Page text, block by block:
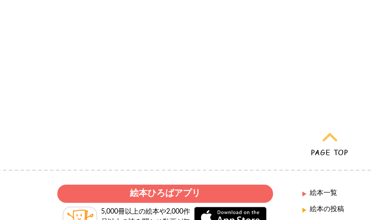
絵本ひろばアプリ
5,000冊以上の絵本や2,000作
絵本一覧
絵本の投稿